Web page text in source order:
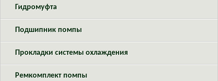
Гидромуфта
Подшипник помпы
Прокладки системы охлаждения
Ремкомплект помпы